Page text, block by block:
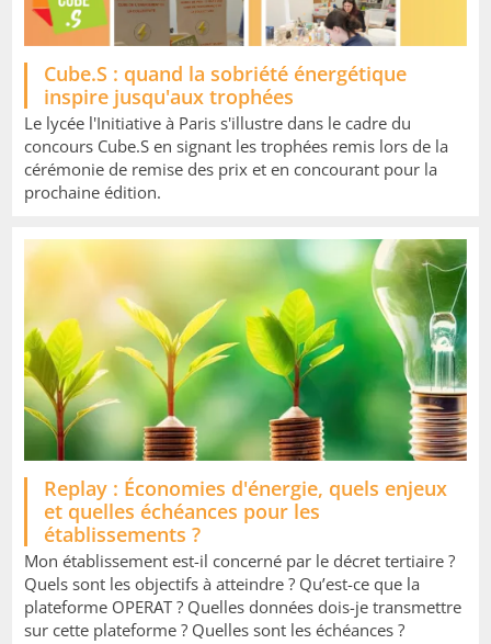
Cube.S : quand la sobriété énergétique
inspire jusqu'aux trophées
Le lycée l'Initiative à Paris s'illustre dans le cadre du
concours Cube.S en signant les trophées remis lors de la
cérémonie de remise des prix et en concourant pour la
prochaine édition.
Replay : Économies d'énergie, quels enjeux
et quelles échéances pour les
établissements ?
Mon établissement est-il concerné par le décret tertiaire ?
Quels sont les objectifs à atteindre ? Qu’est-ce que la
plateforme OPERAT ? Quelles données dois-je transmettre
sur cette plateforme ? Quelles sont les échéances ?